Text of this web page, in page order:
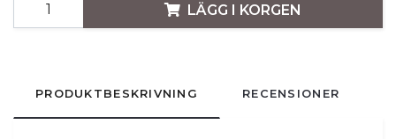
LÄGG I KORGEN
PRODUKTBESKRIVNING RECENSIONER